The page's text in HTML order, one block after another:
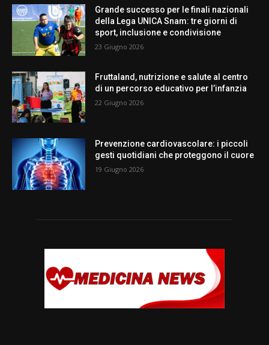
Grande successo per le finali nazionali
della Lega UNICA Snam: tre giorni di
sport, inclusione e condivisione
23 Giugno 2026
Fruttaland, nutrizione e salute al centro
di un percorso educativo per l’infanzia
22 Giugno 2026
Prevenzione cardiovascolare: i piccoli
gesti quotidiani che proteggono il cuore
19 Giugno 2026